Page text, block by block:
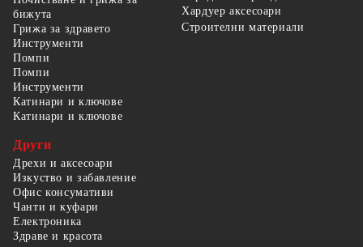
бижута
Грижа за здравето
Хардуер аксесоари
Строителни материали
Инструменти
Помпи
Помпи
Инструменти
Катинари и ключове
Катинари и ключове
Други
Дрехи и аксесоари
Изкуство и забавление
Офис консумативи
Чанти и куфари
Електроника
Здраве и красота